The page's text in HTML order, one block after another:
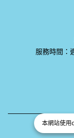
本網站使用
服務時間